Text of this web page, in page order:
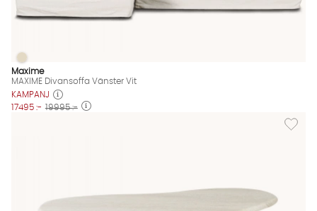
MAXIME Divansoffa Vänster Vit Finns även i dessa färger:
MAXIME Divansoffa Vänster Vit
Maxime
MAXIME Divansoffa Vänster Vit
KAMPANJ
17495 :- 19995 :-
Lägg